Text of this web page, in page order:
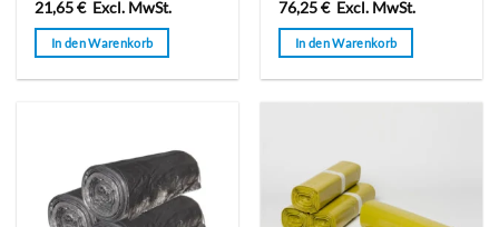
0
von
5
21,65€ Excl. MwSt.
In den Warenkorb
0
von
5
76,25€ Excl. MwSt.
In den Warenkorb